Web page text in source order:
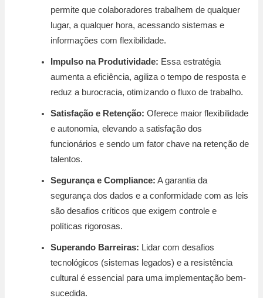
permite que colaboradores trabalhem de qualquer
lugar, a qualquer hora, acessando sistemas e
informações com flexibilidade.
Impulso na Produtividade: Essa estratégia
aumenta a eficiência, agiliza o tempo de resposta e
reduz a burocracia, otimizando o fluxo de trabalho.
Satisfação e Retenção: Oferece maior flexibilidade
e autonomia, elevando a satisfação dos
funcionários e sendo um fator chave na retenção de
talentos.
Segurança e Compliance: A garantia da
segurança dos dados e a conformidade com as leis
são desafios críticos que exigem controle e
políticas rigorosas.
Superando Barreiras: Lidar com desafios
tecnológicos (sistemas legados) e a resistência
cultural é essencial para uma implementação bem-
sucedida.